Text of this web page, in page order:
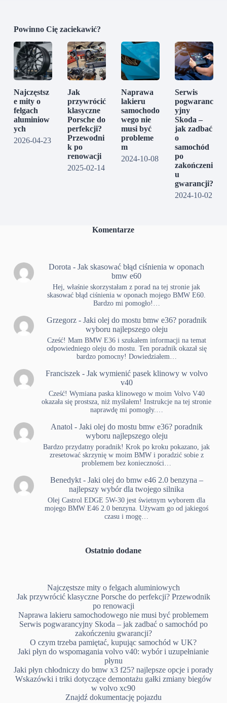
Powinno Cię zaciekawić?
Najczęstsz
e mity o
felgach
aluminiow
ych
2026-04-23
Jak
przywrócić
klasyczne
Porsche do
perfekcji?
Przewodni
k po
renowacji
2025-02-14
Naprawa
lakieru
samochodo
wego nie
musi być
probleme
m
2024-10-08
Serwis
pogwaranc
yjny
Skoda –
jak zadbać
o
samochód
po
zakończeni
u
gwarancji?
2024-10-02
Komentarze
Dorota -Jak skasować błąd ciśnienia w oponach
bmw e60
Hej, właśnie skorzystałam z porad na tej stronie jak
skasować błąd ciśnienia w oponach mojego BMW E60.
Bardzo mi pomogło!…
Grzegorz- Jaki olej do mostu bmw e36? poradnik
wyboru najlepszego oleju
Cześć! Mam BMW E36 i szukałem informacji na temat
odpowiedniego oleju do mostu. Ten poradnik okazał się
bardzo pomocny! Dowiedziałem…
Franciszek- Jak wymienić pasek klinowy w volvo
v40
Cześć! Wymiana paska klinowego w moim Volvo V40
okazała się prostsza, niż myślałem! Instrukcje na tej stronie
naprawdę mi pomogły.…
Anatol - Jaki olej do mostu bmw e36? poradnik
wyboru najlepszego oleju
Bardzo przydatny poradnik! Krok po kroku pokazano, jak
zresetować skrzynię w moim BMW i poradzić sobie z
problemem bez konieczności…
Benedykt- Jaki olej do bmw e46 2.0 benzyna –
najlepszy wybór dla twojego silnika
Olej Castrol EDGE 5W-30 jest świetnym wyborem dla
mojego BMW E46 2.0 benzyna. Używam go od jakiegoś
czasu i mogę…
Ostatnio dodane
Najczęstsze mity o felgach aluminiowych
Jak przywrócić klasyczne Porsche do perfekcji? Przewodnik
po renowacji
Naprawa lakieru samochodowego nie musi być problemem
Serwis pogwarancyjny Skoda – jak zadbać o samochód po
zakończeniu gwarancji?
O czym trzeba pamiętać, kupując samochód w UK?
Jaki płyn do wspomagania volvo v40: wybór i uzupełnianie
płynu
Jaki płyn chłodniczy do bmw x3 f25? najlepsze opcje i porady
Wskazówki i triki dotyczące demontażu gałki zmiany biegów
w volvo xc90
Znajdź dokumentację pojazdu